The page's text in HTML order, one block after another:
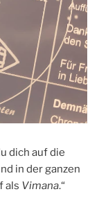
dich auf die
in der ganzen
als Vimana.“